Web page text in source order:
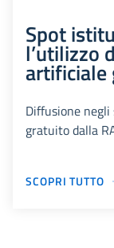
Spot
l’utilizzo
artificiale
Diffusione negli
gratuito dalla
SCOPRI TUTTO